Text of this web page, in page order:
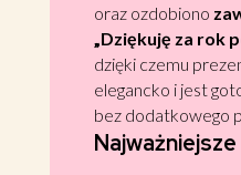
oraz ozdobiono
„Dziękuję za rok
dzięki czemu
elegancko i jest
bez dodatkowego